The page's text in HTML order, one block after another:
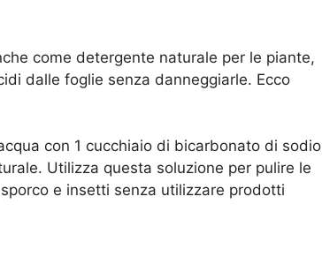
come detergente naturale per le piante,
dalle foglie senza danneggiarle. Ecco
con 1 cucchiaio di bicarbonato di sodio
Utilizza questa soluzione per pulire le
e insetti senza utilizzare prodotti